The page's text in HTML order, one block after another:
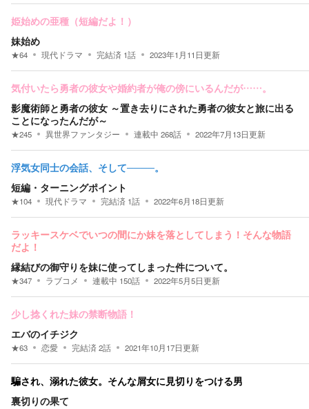
姫始めの亜種（短編だよ！）
妹始め
★64 現代ドラマ 完結済 1話 2023年1月11日更新
気付いたら勇者の彼女や婚約者が俺の傍にいるんだが……。
影魔術師と勇者の彼女 ～置き去りにされた勇者の彼女と旅に出る
ことになったんだが～
★245 異世界ファンタジー 連載中 268話 2022年7月13日更新
浮気女同士の会話、そして────。
短編・ターニングポイント
★104 現代ドラマ 完結済 1話 2022年6月18日更新
ラッキースケベでいつの間にか妹を落としてしまう！そんな物語
だよ！
縁結びの御守りを妹に使ってしまった件について。
★347 ラブコメ 連載中 150話 2022年5月5日更新
少し捻くれた妹の禁断物語！
エバのイチジク
★63 恋愛 完結済2話 2021年10月17日更新
騙され、溺れた彼女。そんな屑女に見切りをつける男
裏切りの果て